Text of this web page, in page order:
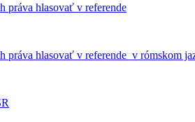
práva hlasovať v referende
práva hlasovať v referende v rómskom